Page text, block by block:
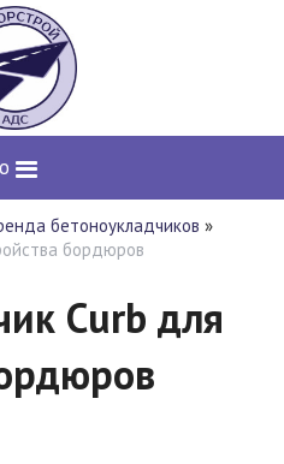
бетоноукладчиков »
бордюров
Curb для